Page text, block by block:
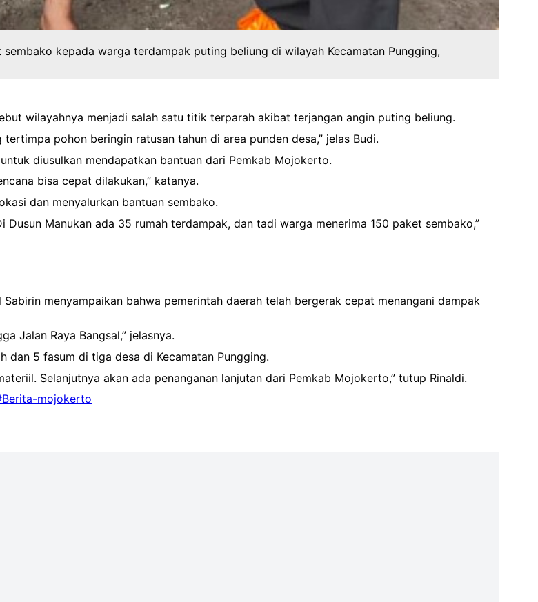
kepada warga terdampak puting beliung di wilayah Kecamatan Pungging,
wilayahnya menjadi salah satu titik terparah akibat terjangan angin puting beliung.
pohon beringin ratusan tahun di area punden desa,” jelas Budi.
diusulkan mendapatkan bantuan dari Pemkab Mojokerto.
bisa cepat dilakukan,” katanya.
dan menyalurkan bantuan sembako.
Manukan ada 35 rumah terdampak, dan tadi warga menerima 150 paket sembako,”
menyampaikan bahwa pemerintah daerah telah bergerak cepat menangani dampak
Jalan Raya Bangsal,” jelasnya.
dan 5 fasum di tiga desa di Kecamatan Pungging.
Selanjutnya akan ada penanganan lanjutan dari Pemkab Mojokerto,” tutup Rinaldi.
mojokerto